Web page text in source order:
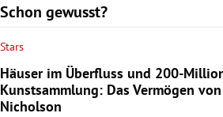
Schon gewusst?
Stars
Häuser im Überfluss und 200-
Kunstsammlung: Das Vermögen von
Nicholson